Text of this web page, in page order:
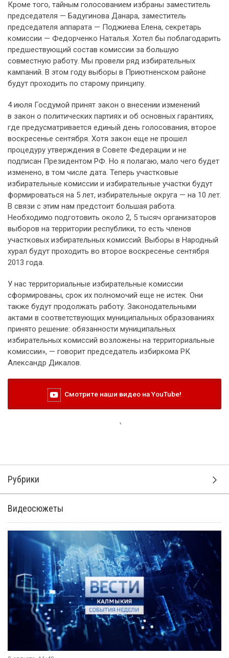
Кроме того, тайным голосованием избраны заместитель
председателя — Бадугинова Данара, заместитель
председателя аппарата — Поджиева Елена, секретарь
комиссии — Федорченко Наталья. Хотел бы поблагодарить
предшествующий состав комиссии за большую
совместную работу. Мы провели ряд избирательных
кампаний. В этом году выборы в Приютненском районе
будут проходить по старому принципу.
4 июля Госдумой принят закон о внесении изменений
в закон о политических партиях и об основных гарантиях,
где предусматривается единый день голосования, второе
воскресенье сентября. Хотя закон еще не прошел
процедуру утверждения в Совете Федерации и не
подписан Президентом РФ. Но я полагаю, мало чего будет
изменено, в том числе дата. Теперь участковые
избирательные комиссии и избирательные участки будут
формироваться на 5 лет, избирательные округа — на 10 лет.
В связи с этим нам предстоит большая работа.
Необходимо подготовить около 2, 5 тысяч организаторов
выборов на территории республики, то есть членов
участковых избирательных комиссий. Выборы в Народный
хурал будут проходить во второе воскресенье сентября
2013 года.
У нас территориальные избирательные комиссии
сформированы, срок их полномочий еще не истек. Они
также будут продолжать работу. Законодательными
актами в соответствующих муниципальных образованиях
принято решение: обязанности муниципальных
избирательных комиссий возложены на территориальные
комиссии», — говорит председатель избиркома РК
Александр Дикалов.
Смотрите наши видео на YouTube!
Рубрики
Видеосюжеты